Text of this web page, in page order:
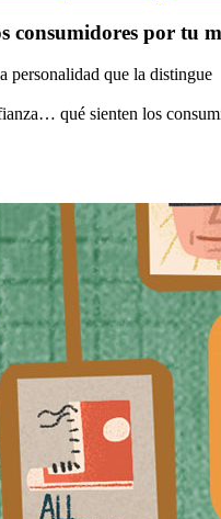
consumidores por tu
personalidad que la distingue
qué sienten los